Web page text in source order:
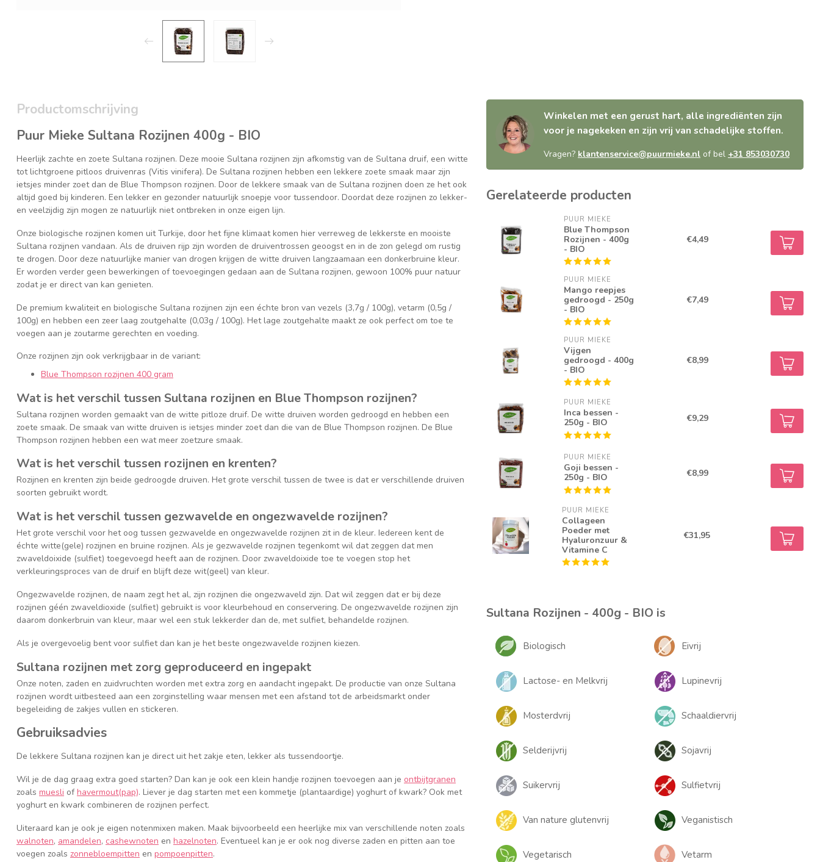
Productomschrijving
Puur Mieke Sultana Rozijnen 400g - BIO
Heerlijk zachte en zoete Sultana rozijnen. Deze mooie Sultana rozijnen zijn afkomstig van de Sultana druif, een witte
tot lichtgroene pitloos druivenras (Vitis vinifera). De Sultana rozijnen hebben een lekkere zoete smaak maar zijn
ietsjes minder zoet dan de Blue Thompson rozijnen. Door de lekkere smaak van de Sultana rozijnen doen ze het ook
altijd goed bij kinderen. Een lekker en gezonder natuurlijk snoepje voor tussendoor. Doordat deze rozijnen zo lekker-
en veelzijdig zijn mogen ze natuurlijk niet ontbreken in onze eigen lijn.
Onze biologische rozijnen komen uit Turkije, door het fijne klimaat komen hier verreweg de lekkerste en mooiste
Sultana rozijnen vandaan. Als de druiven rijp zijn worden de druiventrossen geoogst en in de zon gelegd om rustig
te drogen. Door deze natuurlijke manier van drogen krijgen de witte druiven langzaamaan een donkerbruine kleur.
Er worden verder geen bewerkingen of toevoegingen gedaan aan de Sultana rozijnen, gewoon 100% puur natuur
zodat je er direct van kan genieten.
De premium kwaliteit en biologische Sultana rozijnen zijn een échte bron van vezels (3,7g / 100g), vetarm (0,5g /
100g) en hebben een zeer laag zoutgehalte (0,03g / 100g). Het lage zoutgehalte maakt ze ook perfect om toe te
voegen aan je zoutarme gerechten en voeding.
Onze rozijnen zijn ook verkrijgbaar in de variant:
Blue Thompson rozijnen 400 gram
Wat is het verschil tussen Sultana rozijnen en Blue Thompson rozijnen?
Sultana rozijnen worden gemaakt van de witte pitloze druif. De witte druiven worden gedroogd en hebben een
zoete smaak. De smaak van witte druiven is ietsjes minder zoet dan die van de Blue Thompson rozijnen. De Blue
Thompson rozijnen hebben een wat meer zoetzure smaak.
Wat is het verschil tussen rozijnen en krenten?
Rozijnen en krenten zijn beide gedroogde druiven. Het grote verschil tussen de twee is dat er verschillende druiven
soorten gebruikt wordt.
Wat is het verschil tussen gezwavelde en ongezwavelde rozijnen?
Het grote verschil voor het oog tussen gezwavelde en ongezwavelde rozijnen zit in de kleur. Iedereen kent de
échte witte(gele) rozijnen en bruine rozijnen. Als je gezwavelde rozijnen tegenkomt wil dat zeggen dat men
zwaveldoixide (sulfiet) toegevoegd heeft aan de rozijnen. Door zwaveldoixide toe te voegen stop het
verkleuringsproces van de druif en blijft deze wit(geel) van kleur.
Ongezwavelde rozijnen, de naam zegt het al, zijn rozijnen die ongezwaveld zijn. Dat wil zeggen dat er bij deze
rozijnen géén zwaveldioxide (sulfiet) gebruikt is voor kleurbehoud en conservering. De ongezwavelde rozijnen zijn
daarom donkerbruin van kleur, maar wel een stuk lekkerder dan de, met sulfiet, behandelde rozijnen.
Als je overgevoelig bent voor sulfiet dan kan je het beste ongezwavelde rozijnen kiezen.
Sultana rozijnen met zorg geproduceerd en ingepakt
Onze noten, zaden en zuidvruchten worden met extra zorg en aandacht ingepakt. De productie van onze Sultana
rozijnen wordt uitbesteed aan een zorginstelling waar mensen met een afstand tot de arbeidsmarkt onder
begeleiding de zakjes vullen en stickeren.
Gebruiksadvies
De lekkere Sultana rozijnen kan je direct uit het zakje eten, lekker als tussendoortje.
Wil je de dag graag extra goed starten? Dan kan je ook een klein handje rozijnen toevoegen aan je ontbijtgranen
zoals muesli ofhavermout(pap). Liever je dag starten met een kommetje (plantaardige) yoghurt of kwark? Ook met
yoghurt en kwark combineren de rozijnen perfect.
Uiteraard kan je ook je eigen notenmixen maken. Maak bijvoorbeeld een heerlijke mix van verschillende noten zoals
walnoten, amandelen, cashewnoten en hazelnoten. Eventueel kan je er ook nog diverse zaden en pitten aan toe
voegen zoals zonnebloempitten en pompoenpitten.
Winkelen met een gerust hart, alle ingrediënten zijn
voor je nagekeken en zijn vrij van schadelijke stoffen.
Vragen? klantenservice@puurmieke.nl of bel +31 853030730
Gerelateerde producten
PUUR MIEKE
Blue Thompson
Rozijnen - 400g
- BIO
€4,49
PUUR MIEKE
Mango reepjes
gedroogd - 250g
- BIO
€7,49
PUUR MIEKE
Vijgen
gedroogd - 400g
- BIO
€8,99
PUUR MIEKE
Inca bessen -
250g - BIO
€9,29
PUUR MIEKE
Goji bessen -
250g - BIO
€8,99
PUUR MIEKE
Collageen
Poeder met
Hyaluronzuur &
Vitamine C
€31,95
Sultana Rozijnen - 400g - BIO is
Biologisch Eivrij
Lactose- en Melkvrij Lupinevrij
Mosterdvrij Schaaldiervrij
Selderijvrij Sojavrij
Suikervrij Sulfietvrij
Van nature glutenvrij Veganistisch
Vegetarisch Vetarm